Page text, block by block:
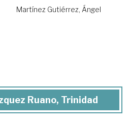
Martínez Gutiérrez, Ángel
Ruano, Trinidad